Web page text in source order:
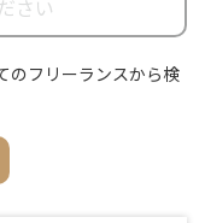
のフリーランスから検